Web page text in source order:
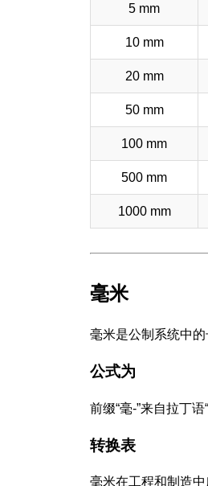
5 mm
10 mm
20 mm
50 mm
100 mm
500 mm
1000 mm
毫米
毫米是公制系统中
公式为
前缀“毫-”来自拉丁
转换表
毫米在工程和制造